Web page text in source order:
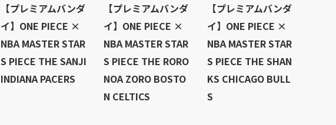
【プレミアムバンダ
イ】ONE PIECE ×
NBA MASTER STAR
S PIECE THE SANJI
INDIANA PACERS
【プレミアムバンダ
イ】ONE PIECE ×
NBA MASTER STAR
S PIECE THE RORO
NOA ZORO BOSTO
N CELTICS
【プレミアムバンダ
イ】ONE PIECE ×
NBA MASTER STAR
S PIECE THE SHAN
KS CHICAGO BULL
S